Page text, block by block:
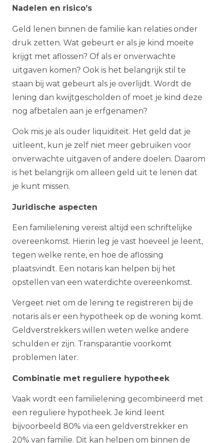
Nadelen en risico’s
Geld lenen binnen de familie kan relaties onder
druk zetten. Wat gebeurt er als je kind moeite
krijgt met aflossen? Of als er onverwachte
uitgaven komen? Ook is het belangrijk stil te
staan bij wat gebeurt als je overlijdt. Wordt de
lening dan kwijtgescholden of moet je kind deze
nog afbetalen aan je erfgenamen?
Ook mis je als ouder liquiditeit. Het geld dat je
uitleent, kun je zelf niet meer gebruiken voor
onverwachte uitgaven of andere doelen. Daarom
is het belangrijk om alleen geld uit te lenen dat
je kunt missen.
Juridische aspecten
Een familielening vereist altijd een schriftelijke
overeenkomst. Hierin leg je vast hoeveel je leent,
tegen welke rente, en hoe de aflossing
plaatsvindt. Een notaris kan helpen bij het
opstellen van een waterdichte overeenkomst.
Vergeet niet om de lening te registreren bij de
notaris als er een hypotheek op de woning komt.
Geldverstrekkers willen weten welke andere
schulden er zijn. Transparantie voorkomt
problemen later.
Combinatie met reguliere hypotheek
Vaak wordt een familielening gecombineerd met
een reguliere hypotheek. Je kind leent
bijvoorbeeld 80% via een geldverstrekker en
20% van familie. Dit kan helpen om binnen de